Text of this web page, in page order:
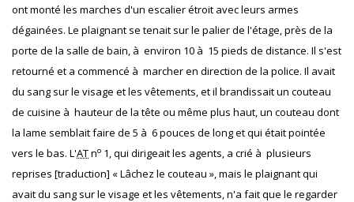
ont monté les marches d'un escalier étroit avec leurs armes
dégainées. Le plaignant se tenait sur le palier de l'étage, près de la
porte de la salle de bain, à environ 10 à 15 pieds de distance. Il s'est
retourné et a commencé à marcher en direction de la police. Il avait
du sang sur le visage et les vêtements, et il brandissait un couteau
de cuisine à hauteur de la tête ou même plus haut, un couteau dont
la lame semblait faire de 5 à 6 pouces de long et qui était pointée
vers le bas. L'ATno 1, qui dirigeait les agents, a crié à plusieurs
reprises [traduction] « Lâchez le couteau », mais le plaignant qui
avait du sang sur le visage et les vêtements, n'a fait que le regarder